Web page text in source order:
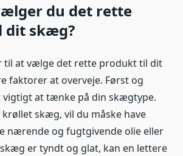
du det rette
dit skæg?
til at vælge det rette produkt til dit
faktorer at overveje. Først og
at tænke på din skægtype.
skæg, vil du måske have
nærende og fugtgivende olie eller
er tyndt og glat, kan en lettere